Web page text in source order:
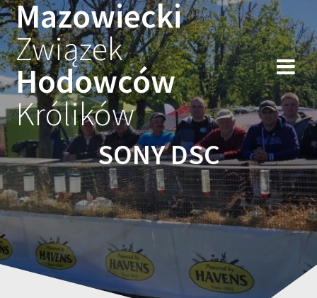
Przejdź
do
treści
Mazowiecki
Związek
Hodowców
Królików
SONY DSC